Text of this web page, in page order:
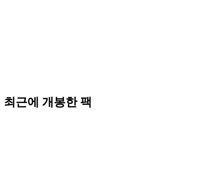
최근에 개봉한 팩